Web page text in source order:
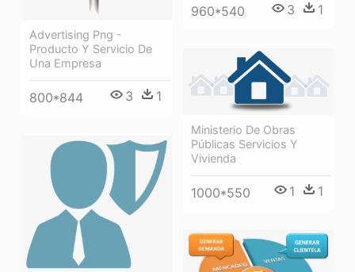
960*540 3 1
Advertising Png -
Producto Y Servicio De
Una Empresa
800*844 3 1
Ministerio De Obras
Públicas Servicios Y
Vivienda
1000*550 1 1